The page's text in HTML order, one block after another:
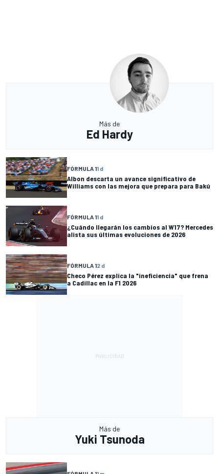
Más de
Ed Hardy
FÓRMULA 11 d
Albon descarta un avance significativo de
Williams con las mejora que prepara para Bakú
FÓRMULA 11 d
¿Cuándo llegarán los cambios al W17? Mercedes
alista sus últimas evoluciones de 2026
FÓRMULA 12 d
Checo Pérez explica la "ineficiencia" que frena
a Cadillac en la F1 2026
Más de
Yuki Tsunoda